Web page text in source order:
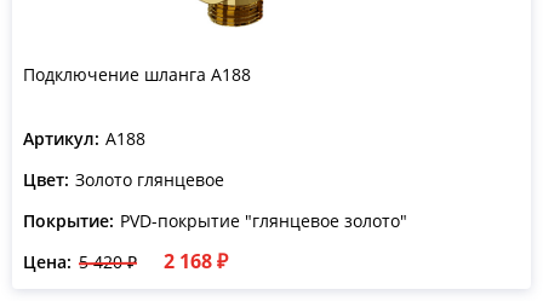
Подключение шланга A188
Артикул: A188
Цвет: Золото глянцевое
Покрытие: PVD-покрытие "глянцевое золото"
Цена: 5 420 ₽ 2 168 ₽